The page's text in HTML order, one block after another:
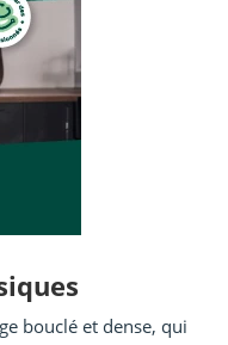
bouclé et dense, qui